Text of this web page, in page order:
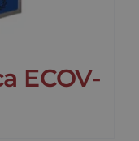
ECOV-